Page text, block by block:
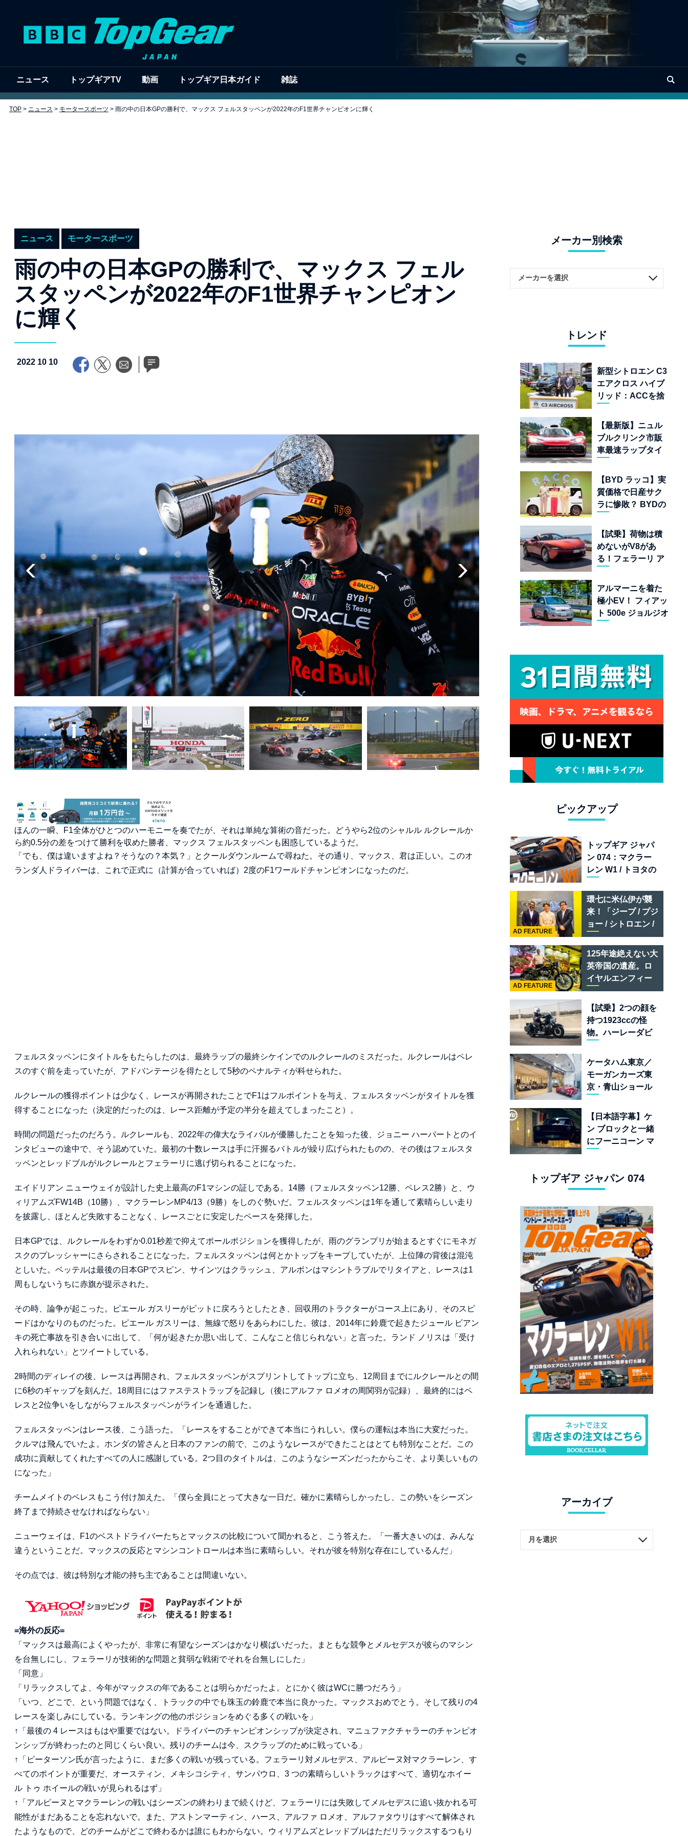
ニュース トップギアTV 動画 トップギア日本ガイド 雑誌
TOP > ニュース > モータースポーツ > 雨の中の日本GPの勝利で、マックス フェルスタッペンが2022年のF1世界チャンピオンに輝く
ニュース モータースポーツ
雨の中の日本GPの勝利で、マックス フェル
スタッペンが2022年のF1世界チャンピオン
に輝く
2022 10 10
ほんの一瞬、F1全体がひとつのハーモニーを奏でたが、それは単純な算術の音だった。どうやら2位のシャルル ルクレールか
ら約0.5分の差をつけて勝利を収めた勝者、マックス フェルスタッペンも困惑しているようだ。
「でも、僕は違いますよね？そうなの？本気？」とクールダウンルームで尋ねた。その通り、マックス、君は正しい。このオ
ランダ人ドライバーは、これで正式に（計算が合っていれば）2度のF1ワールドチャンピオンになったのだ。
フェルスタッペンにタイトルをもたらしたのは、最終ラップの最終シケインでのルクレールのミスだった。ルクレールはペレ
スのすぐ前を走っていたが、アドバンテージを得たとして5秒のペナルティが科せられた。
ルクレールの獲得ポイントは少なく、レースが再開されたことでF1はフルポイントを与え、フェルスタッペンがタイトルを獲
得することになった（決定的だったのは、レース距離が予定の半分を超えてしまったこと）。
時間の問題だったのだろう。ルクレールも、2022年の偉大なライバルが優勝したことを知った後、ジョニー ハーバートとのイ
ンタビューの途中で、そう認めていた。最初の十数レースは手に汗握るバトルが繰り広げられたものの、その後はフェルスタ
ッペンとレッドブルがルクレールとフェラーリに逃げ切られることになった。
エイドリアン ニューウェイが設計した史上最高のF1マシンの証しである。14勝（フェルスタッペン12勝、ペレス2勝）と、ウ
ィリアムズFW14B（10勝）、マクラーレンMP4/13（9勝）をしのぐ勢いだ。フェルスタッペンは1年を通して素晴らしい走り
を披露し、ほとんど失敗することなく、レースごとに安定したペースを発揮した。
日本GPでは、ルクレールをわずか0.01秒差で抑えてポールポジションを獲得したが、雨のグランプリが始まるとすぐにモネガ
スクのプレッシャーにさらされることになった。フェルスタッペンは何とかトップをキープしていたが、上位陣の背後は混沌
としいた。ベッテルは最後の日本GPでスピン、サインツはクラッシュ、アルボンはマシントラブルでリタイアと、レースは1
周もしないうちに赤旗が提示された。
その時、論争が起こった。ピエール ガスリーがピットに戻ろうとしたとき、回収用のトラクターがコース上にあり、そのスピ
ードはかなりのものだった。ピエール ガスリーは、無線で怒りをあらわにした。彼は、2014年に鈴鹿で起きたジュール ビアン
キの死亡事故を引き合いに出して、「何が起きたか思い出して、こんなこと信じられない」と言った。ランド ノリスは「受け
入れられない」とツイートしている。
2時間のディレイの後、レースは再開され、フェルスタッペンがスプリントしてトップに立ち、12周目までにルクレールとの間
に6秒のギャップを刻んだ。18周目にはファステストラップを記録し（後にアルファ ロメオの周関羽が記録）、最終的にはペ
レスと2位争いをしながらフェルスタッペンがラインを通過した。
フェルスタッペンはレース後、こう語った。「レースをすることができて本当にうれしい。僕らの運転は本当に大変だった。
クルマは飛んでいたよ。ホンダの皆さんと日本のファンの前で、このようなレースができたことはとても特別なことだ。この
成功に貢献してくれたすべての人に感謝している。2つ目のタイトルは、このようなシーズンだったからこそ、より美しいもの
になった」
チームメイトのペレスもこう付け加えた。「僕ら全員にとって大きな一日だ。確かに素晴らしかったし、この勢いをシーズン
終了まで持続させなければならない」
ニューウェイは、F1のベストドライバーたちとマックスの比較について聞かれると、こう答えた。「一番大きいのは、みんな
違うということだ。マックスの反応とマシンコントロールは本当に素晴らしい。それが彼を特別な存在にしているんだ」
その点では、彼は特別な才能の持ち主であることは間違いない。
=海外の反応=
「マックスは最高によくやったが、非常に有望なシーズンはかなり横ばいだった。まともな競争とメルセデスが彼らのマシン
を台無しにし、フェラーリが技術的な問題と貧弱な戦術でそれを台無しにした」
「同意」
「リラックスしてよ、今年がマックスの年であることは明らかだったよ。とにかく彼はWCに勝つだろう」
「いつ、どこで、という問題ではなく、トラックの中でも珠玉の鈴鹿で本当に良かった。マックスおめでとう。そして残りの4
レースを楽しみにしている。ランキングの他のポジションをめぐる多くの戦いを」
↑「最後の 4 レースはもはや重要ではない。ドライバーのチャンピオンシップが決定され、マニュファクチャラーのチャンピオ
ンシップが終わったのと同じくらい良い。残りのチームは今、スクラップのために戦っている」
↑「ピーターソン氏が言ったように、まだ多くの戦いが残っている。フェラーリ対メルセデス、アルピーヌ対マクラーレン、す
べてのポイントが重要だ、オースティン、メキシコシティ、サンパウロ、3 つの素晴らしいトラックはすべて、適切なホイー
ル トゥ ホイールの戦いが見られるはず」
↑「アルピーヌとマクラーレンの戦いはシーズンの終わりまで続くけど、フェラーリには失敗してメルセデスに追い抜かれる可
能性がまだあることを忘れないで。また、アストンマーティン、ハース、アルファ ロメオ、アルファタウリはすべて解体され
たようなもので、どのチームがどこで終わるかは誰にもわからない。ウィリアムズとレッドブルはただリラックスするつもり
メーカー別検索
トレンド
新型シトロエン C3
エアクロス ハイブ
リッド：ACCを捨
毯」を手に入れた
フランスの異端児
【最新版】ニュル
ブルクリンク市販
車最速ラップタイ
22台を一挙公開
【BYD ラッコ】実
質価格で日産サク
ラに惨敗？ BYDの
金ドーピング」の
異常な世界
【試乗】荷物は積
めないがV8があ
る！フェラーリ ア
ーが証明する純内
燃機関オープンカ
ーの至福
アルマーニを着た
極小EV！ フィアッ
ト 500e ジョルジオ
ピックアップ
トップギア ジャパ
ン 074：マクラー
レン W1 / トヨタの
ー戦略 /フェラーリ
849 テスタロッサ /
テメラリオ /ベント
レー スーパースポ
ーツ
環七に米仏伊が襲
来！「ジープ / プジ
ョー / シトロエン /
フィアット / アバル
ト足立」はクルマ
のセレクトショッ
プである
AD FEATURE
125年途絶えない大
英帝国の遺産。ロ
イヤルエンフィー
ルド責任者に訊
く、新型
「BULLET 650」
と“時間の質”を愛
する理由
AD FEATURE
【試乗】2つの顔を
持つ1923ccの怪
物。ハーレーダビ
ォーキーエイト
117」の深淵を覗く
ケータハム東京／
モーガンカーズ東
京・青山ショール
「移動手段」では
なく「人生」だ
【日本語字幕】ケ
ン ブロックと一緒
にフーニコーン マ
トップギア ジャパン 074
アーカイブ